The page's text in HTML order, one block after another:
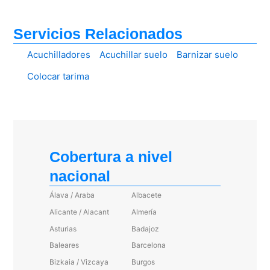
Servicios Relacionados
Acuchilladores Acuchillar suelo
Barnizar suelo
Colocar tarima
Cobertura a nivel
nacional
Álava / Araba
Albacete
Alicante / Alacant
Almería
Asturias
Badajoz
Baleares
Barcelona
Bizkaia / Vizcaya
Burgos